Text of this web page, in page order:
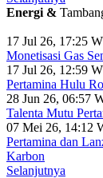
Energi &
17 Jul 26, 17:25
Monetisasi Gas
17 Jul 26, 12:59
Pertamina Hulu
28 Jun 26, 06:57
Talenta Mutu
07 Mei 26, 14:12
Pertamina dan
Karbon
Selanjutnya